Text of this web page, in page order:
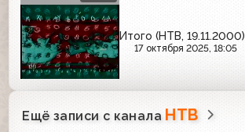
Итого (НТВ, 19.11.2000)
17 октября 2025, 18:05
Ещё записи с канала НТВ